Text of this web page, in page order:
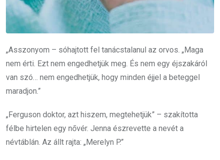
„Asszonyom – sóhajtott fel tanácstalanul az orvos. „Maga
nem érti. Ezt nem engedhetjük meg. És nem egy éjszakáról
van szó… nem engedhetjük, hogy minden éjjel a beteggel
maradjon.”
„Ferguson doktor, azt hiszem, megtehetjük” – szakította
félbe hirtelen egy nővér. Jenna észrevette a nevét a
névtáblán. Az állt rajta: „Merelyn P.”